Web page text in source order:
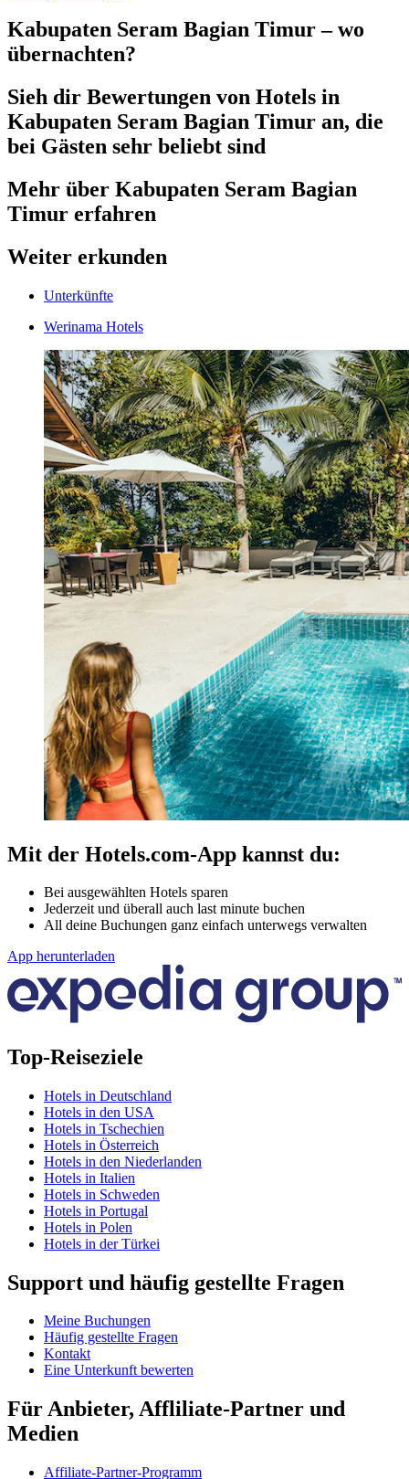
Kabupaten Seram Bagian Timur – wo
übernachten?
Sieh dir Bewertungen von Hotels in
Kabupaten Seram Bagian Timur an, die
bei Gästen sehr beliebt sind
Mehr über Kabupaten Seram Bagian
Timur erfahren
Weiter erkunden
Unterkünfte
Werinama Hotels
Mit der Hotels.com-App kannst du:
Bei ausgewählten Hotels sparen
Jederzeit und überall auch last minute buchen
All deine Buchungen ganz einfach unterwegs verwalten
App herunterladen
Top-Reiseziele
Hotels in Deutschland
Hotels in den USA
Hotels in Tschechien
Hotels in Österreich
Hotels in den Niederlanden
Hotels in Italien
Hotels in Schweden
Hotels in Portugal
Hotels in Polen
Hotels in der Türkei
Support und häufig gestellte Fragen
Meine Buchungen
Häufig gestellte Fragen
Kontakt
Eine Unterkunft bewerten
Für Anbieter, Affliliate-Partner und
Medien
Affiliate-Partner-Programm